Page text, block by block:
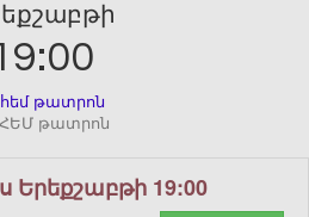
թատրոն
թատրոն
Երեքշաբթի 19:00